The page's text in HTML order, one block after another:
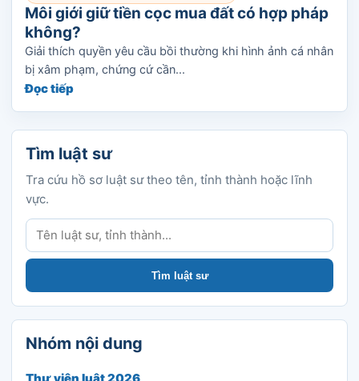
Môi giới giữ tiền cọc mua đất có hợp pháp
không?
Giải thích quyền yêu cầu bồi thường khi hình ảnh cá nhân
bị xâm phạm, chứng cứ cần...
Đọc tiếp
Tìm luật sư
Tra cứu hồ sơ luật sư theo tên, tỉnh thành hoặc lĩnh
vực.
Tìm luật sư
Tìm luật sư
Nhóm nội dung